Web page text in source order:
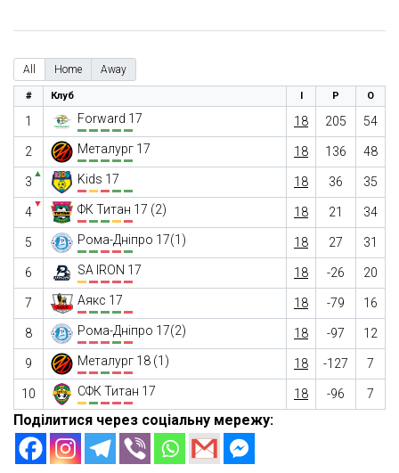
All Home Away
# Клуб І Р О
1 Forward 17 18 205 54
2 Металург 17 18 136 48
3
▲ Kids 17 18 36 35
4
▼ ФК Титан 17 (2) 18 21 34
5 Рома-Дніпро 17(1) 18 27 31
6 SA IRON 17 18 -26 20
7 Аякс 17 18 -79 16
8 Рома-Дніпро 17(2) 18 -97 12
9 Металург 18 (1) 18 -127 7
10 СФК Титан 17 18 -96 7
Поділитися через соціальну мережу: